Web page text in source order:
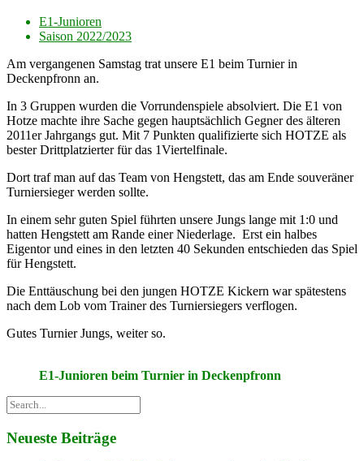
E1-Junioren
Saison 2022/2023
Am vergangenen Samstag trat unsere E1 beim Turnier in
Deckenpfronn an.
In 3 Gruppen wurden die Vorrundenspiele absolviert. Die E1 von
Hotze machte ihre Sache gegen hauptsächlich Gegner des älteren
2011er Jahrgangs gut. Mit 7 Punkten qualifizierte sich HOTZE als
bester Drittplatzierter für das 1Viertelfinale.
Dort traf man auf das Team von Hengstett, das am Ende souveräner
Turniersieger werden sollte.
In einem sehr guten Spiel führten unsere Jungs lange mit 1:0 und
hatten Hengstett am Rande einer Niederlage. Erst ein halbes
Eigentor und eines in den letzten 40 Sekunden entschieden das Spiel
für Hengstett.
Die Enttäuschung bei den jungen HOTZE Kickern war spätestens
nach dem Lob vom Trainer des Turniersiegers verflogen.
Gutes Turnier Jungs, weiter so.
E1-Junioren beim Turnier in Deckenpfronn
Neueste Beiträge